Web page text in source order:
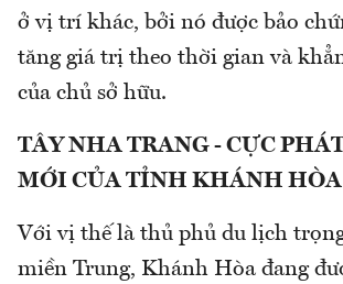
ở vị trí khác, bởi nó được bảo
tăng giá trị theo thời gian và
của chủ sở hữu.
TÂY NHA TRANG - CỰC
MỚI CỦA TỈNH KHÁNH HÒA
Với vị thế là thủ phủ du lịch
miền Trung, Khánh Hòa đang